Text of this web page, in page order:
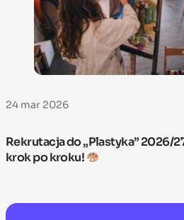
24 mar 2026
Rekrutacja do „Plastyka” 2026/
krok po kroku!